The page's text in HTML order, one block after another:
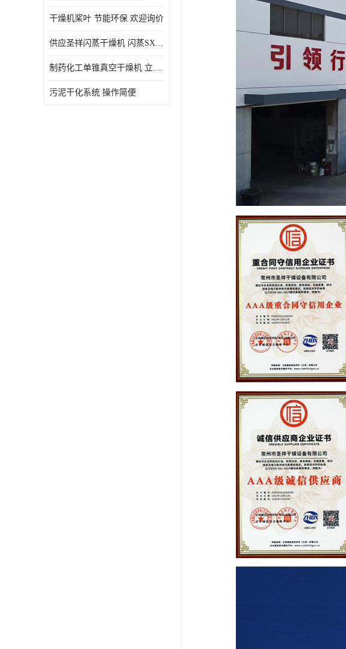
干燥机桨叶 节能环保 欢迎询价
供应圣祥闪蒸干燥机 闪蒸SXG-16型干燥机
制药化工单锥真空干燥机 立式锥形螺带搅拌式真空烘干机
污泥干化系统 操作简便